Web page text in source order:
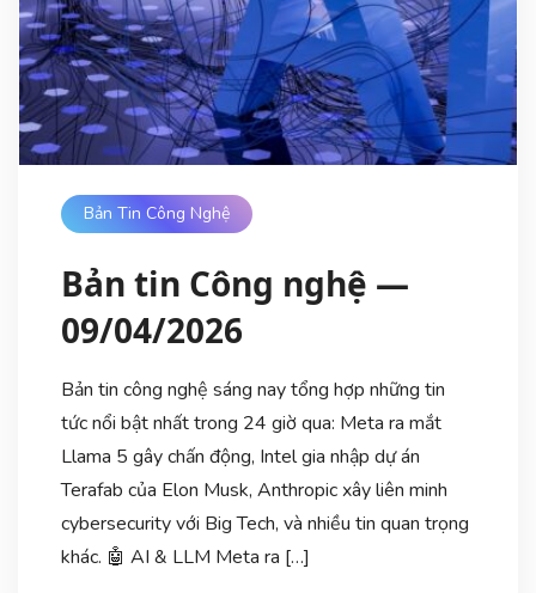
Bản Tin Công Nghệ
Bản tin Công nghệ —
09/04/2026
Bản tin công nghệ sáng nay tổng hợp những tin
tức nổi bật nhất trong 24 giờ qua: Meta ra mắt
Llama 5 gây chấn động, Intel gia nhập dự án
Terafab của Elon Musk, Anthropic xây liên minh
cybersecurity với Big Tech, và nhiều tin quan trọng
khác. 🤖 AI & LLM Meta ra […]